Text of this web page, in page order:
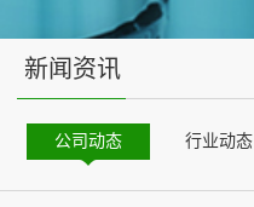
新闻资讯
公司动态 行业动态